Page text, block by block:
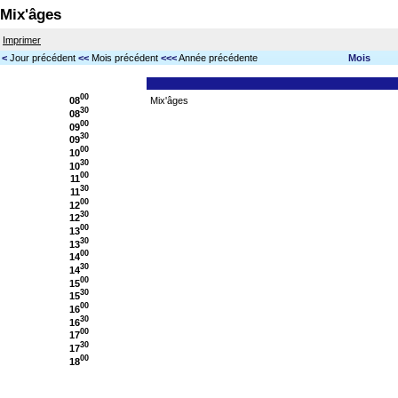
Mix'âges
Imprimer
< Jour précédent << Mois précédent <<<Année précédente Mois
0800
0830
0900
0930
1000
1030
1100
1130
1200
1230
1300
1330
1400
1430
1500
1530
1600
1630
1700
1730
1800
Mix'âges